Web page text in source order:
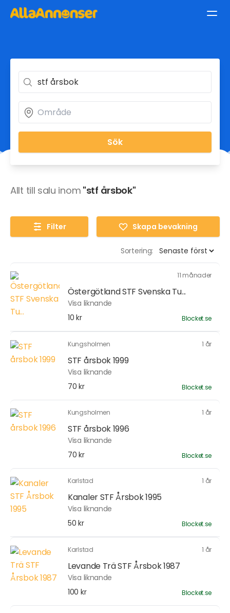
Sök
Allt till salu inom "stf årsbok"
Filter Skapa bevakning
Sortering:
11 månader
Östergötland STF Svenska Tu...
Visa liknande
10 kr
Blocket.se
Kungsholmen 1 år
STF årsbok 1999
Visa liknande
70 kr
Blocket.se
Kungsholmen 1 år
STF årsbok 1996
Visa liknande
70 kr
Blocket.se
Karlstad 1 år
Kanaler STF Årsbok 1995
Visa liknande
50 kr
Blocket.se
Karlstad 1 år
Levande Trä STF Årsbok 1987
Visa liknande
100 kr
Blocket.se